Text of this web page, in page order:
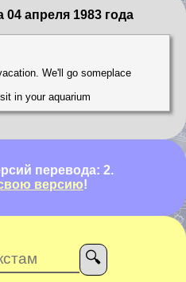
04 апреля 1983 года
We'll go someplace
in your aquarium
перевода: 2.
версию!